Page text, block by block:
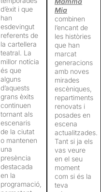
d’èxit i que
han
esdevingut
referents de
la cartellera
teatral. La
millor notícia
és que
alguns
d’aquests
grans èxits
continuen
tornant als
escenaris
de la ciutat
o mantenen
una
presència
destacada
en la
programació,
Mia
combinen
l’encant de
les històries
que han
marcat
generacions
amb noves
mirades
escèniques,
repartiments
renovats i
posades en
escena
actualitzades.
Tant si ja els
vas veure
en el seu
moment
com si és la
teva